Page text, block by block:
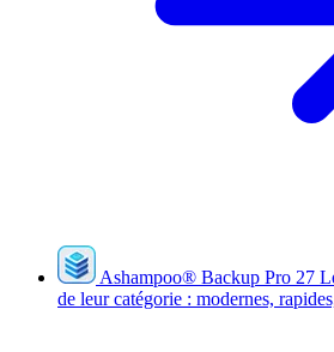
Ashampoo® Backup Pro 27
de leur catégorie : modernes,